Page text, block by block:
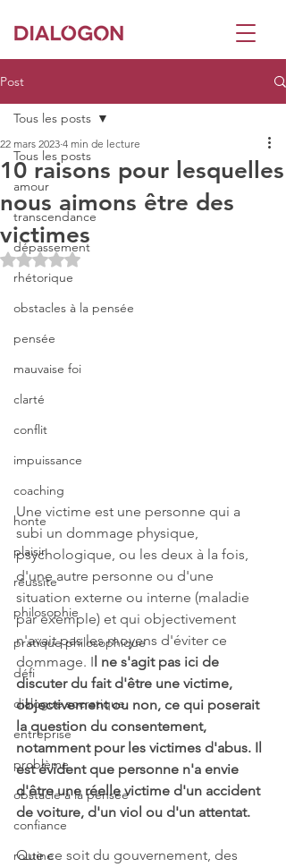
Post
Tous les posts
amour
transcendance
dépassement
rhétorique
obstacles à la pensée
pensée
mauvaise foi
clarté
conflit
impuissance
coaching
honte
plaisir
réussite
philosophie
pratique philosophique
défi
dialogue socratique
entreprise
problème
obstacle à la pensée
confiance
routine
Tous les posts
10 raisons pour lesquelles
nous aimons être des
victimes
22 mars 2023 4 min de lecture
Noté NaN étoiles sur 5.
Une victime est une personne qui a
subi un dommage physique,
psychologique, ou les deux à la fois,
d'une autre personne ou d'une
situation externe ou interne (maladie
par exemple) et qui objectivement
n'avait pas les moyens d'éviter ce
dommage. I l ne s'agit pas ici de
discuter du fait d'être une victime,
objectivement ou non, ce qui poserait
la question du consentement,
notamment pour les victimes d'abus. Il
est évident que personne n'a envie
d'être une réelle victime d'un accident
de voiture, d'un viol ou d'un attentat.
Que ce soit du gouvernement, des